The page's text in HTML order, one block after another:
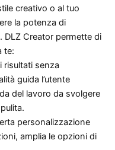
creativo o al tuo
la potenza di
DLZ Creator permette di
te:
risultati senza
guida l’utente
del lavoro da svolgere
personalizzazione
amplia le opzioni di